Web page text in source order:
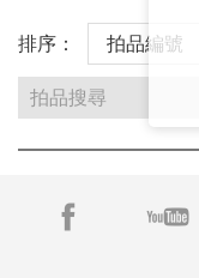
此次「極可愛翫：
件精美的鼻煙壺及一
樂圖〉。多件作品
Mary and George
倫敦S. Marchant &
湛工藝，展現出清
排序：